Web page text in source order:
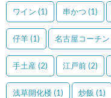
ワイン (1) 串かつ (1)
仔羊(1) 名古屋コーチン
手土産 (2) 江戸前(2)
浅草開化楼(1) 炒飯 (1)